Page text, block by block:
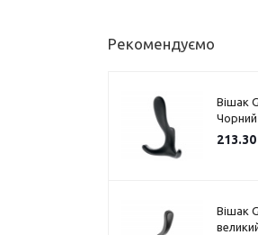
Рекомендуємо
Вішак
213.30
Вішак